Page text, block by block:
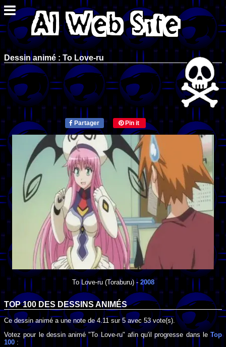
Dessin animé : To Love-ru
Partager Pin it
To Love-ru(Toraburu) - 2008
TOP 100 DESDESSINS ANIMÉS
Ce dessin animé a une note de4.11 sur5avec 53vote(s).
Votez pour le dessin animé "To Love-ru" afin qu'il progresse dans leTop
100 :